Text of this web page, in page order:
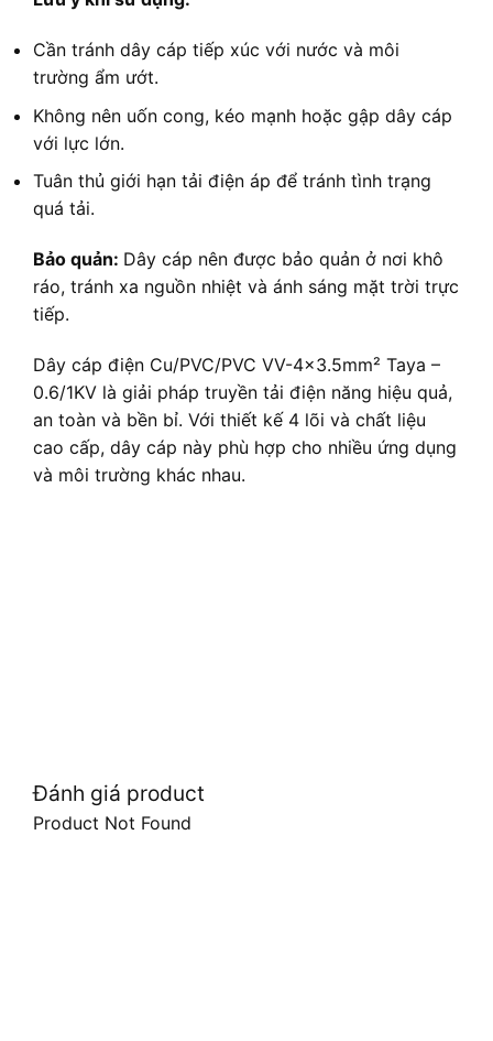
Cần tránh dây cáp tiếp xúc với nước và môi
trường ẩm ướt.
Không nên uốn cong, kéo mạnh hoặc gập dây cáp
với lực lớn.
Tuân thủ giới hạn tải điện áp để tránh tình trạng
quá tải.
Bảo quản: Dây cáp nên được bảo quản ở nơi khô
ráo, tránh xa nguồn nhiệt và ánh sáng mặt trời trực
tiếp.
Dây cáp điện Cu/PVC/PVC VV-4×3.5mm² Taya –
0.6/1KV là giải pháp truyền tải điện năng hiệu quả,
an toàn và bền bỉ. Với thiết kế 4 lõi và chất liệu
cao cấp, dây cáp này phù hợp cho nhiều ứng dụng
và môi trường khác nhau.
Đánh giá product
Product Not Found